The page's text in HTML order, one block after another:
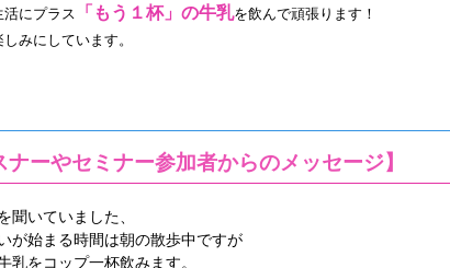
にプラス 「もう１杯」の牛乳を飲んで頑張ります！
みにしています。
ナーやセミナー参加者からのメッセージ】
聞いていました、
が始まる時間は朝の散歩中ですが
乳をコップ一杯飲みます。